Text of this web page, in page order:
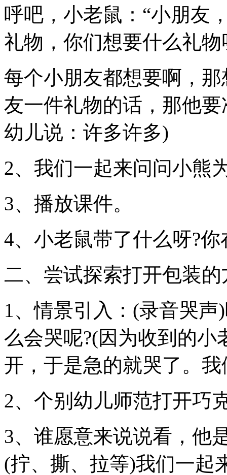
呼吧，小老鼠：“小朋友
礼物，你们想要什么礼物
每个小朋友都想要啊，
友一件礼物的话，那他
幼儿说：许多许多)
2、我们一起来问问小熊
3、播放课件。
4、小老鼠带了什么呀?
二、尝试探索打开包装的
1、情景引入：(录音哭
么会哭呢?(因为收到的
开，于是急的就哭了。
2、个别幼儿师范打开巧
3、谁愿意来说说看，他
(拧、撕、拉等)我们一起